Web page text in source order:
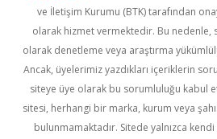
ve İletişim Kurumu (BTK) tarafından
olarak hizmet vermektedir. Bu
olarak denetleme veya araştırma
Ancak, üyelerimiz yazdıkları içeriklerin
siteye üye olarak bu sorumluluğu kabul
sitesi, herhangi bir marka, kurum veya
bulunmamaktadır. Sitede yalnızca kendi